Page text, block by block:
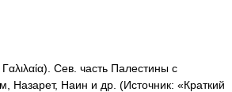
Сев. часть Палестины с
Назарет, Наин и др. (Источник: «Краткий